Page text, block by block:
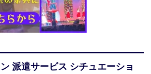
派遣サービス シチュエーショ